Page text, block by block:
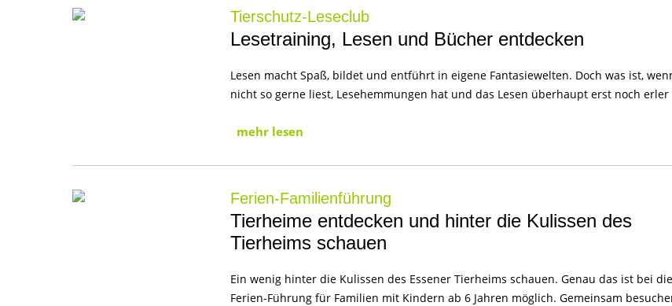
Tierschutz-Leseclub
Lesetraining, Lesen und Bücher entdecken
Lesen macht Spaß, bildet und entführt in eigene Fantasiewelten. Doch was ist,
nicht so gerne liest, Lesehemmungen hat und das Lesen überhaupt erst noch erler
mehr lesen
Ferien-Familienführung
Tierheime entdecken und hinter die Kulissen des
Tierheims schauen
Ein wenig hinter die Kulissen des Essener Tierheims schauen. Genau das ist bei
Ferien-Führung für Familien mit Kindern ab 6 Jahren möglich. Gemeinsam